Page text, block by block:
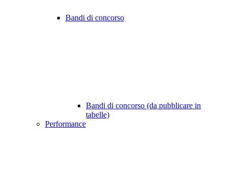
Bandi di concorso
Bandi di concorso (da pubblicare in
tabelle)
Performance